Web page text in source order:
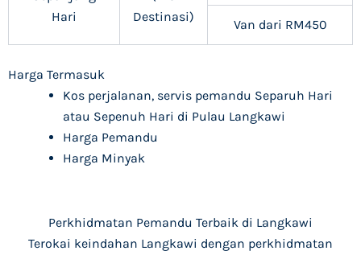
Hari
Destinasi)
Van dari RM450
Harga Termasuk
Kos perjalanan, servis pemandu Separuh Hari
atau Sepenuh Hari di Pulau Langkawi
Harga Pemandu
Harga Minyak
Perkhidmatan Pemandu Terbaik di Langkawi
Terokai keindahan Langkawi dengan perkhidmatan